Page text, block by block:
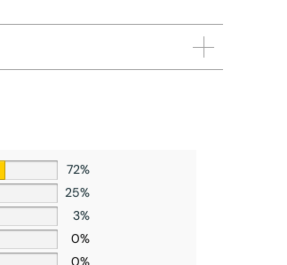
72%
25%
3%
0%
0%